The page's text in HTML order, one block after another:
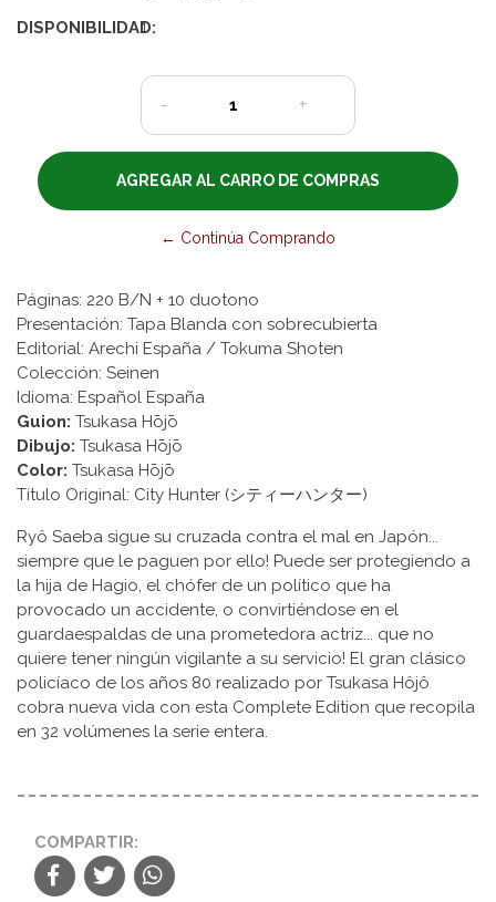
DISPONIBILIDAD:
1
- +
← Continúa Comprando
Páginas: 220 B/N + 10 duotono
Presentación: Tapa Blanda con sobrecubierta
Editorial: Arechi España / Tokuma Shoten
Colección: Seinen
Idioma: Español España
Guion: Tsukasa Hōjō
Dibujo: Tsukasa Hōjō
Color: Tsukasa Hōjō
Título Original: City Hunter (シティーハンター)
Ryô Saeba sigue su cruzada contra el mal en Japón...
siempre que le paguen por ello! Puede ser protegiendo a
la hija de Hagio, el chófer de un político que ha
provocado un accidente, o convirtiéndose en el
guardaespaldas de una prometedora actriz... que no
quiere tener ningún vigilante a su servicio! El gran clásico
policíaco de los años 80 realizado por Tsukasa Hôjô
cobra nueva vida con esta Complete Edition que recopila
en 32 volúmenes la serie entera.
COMPARTIR: